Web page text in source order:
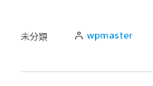
未分類 wpmaster